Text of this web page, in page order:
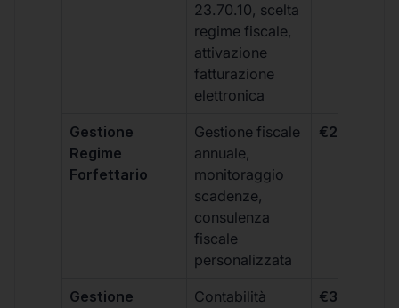
23.70.10, scelta
regime fiscale,
attivazione
fatturazione
elettronica
Gestione
Regime
Forfettario
Gestione fiscale
annuale,
monitoraggio
scadenze,
consulenza
fiscale
personalizzata
€264 +
Gestione
Contabilità
€333 +